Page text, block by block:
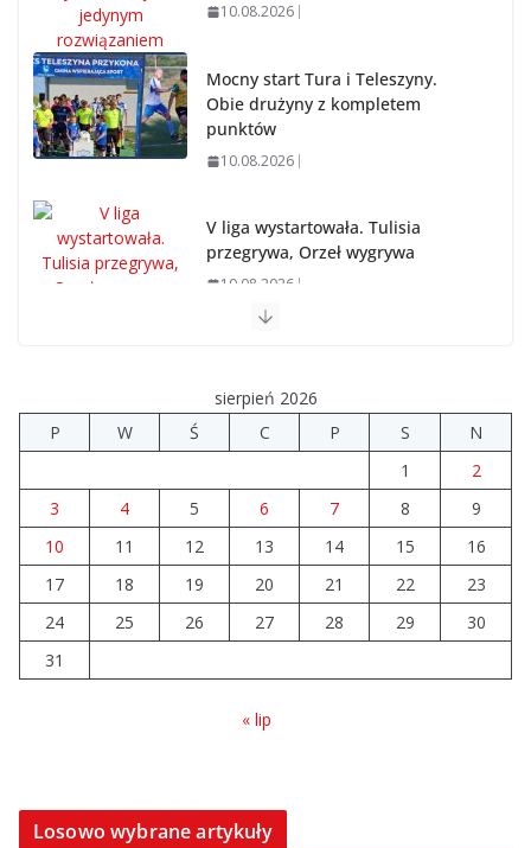
10.08.2026
Mocny start Tura i Teleszyny.
Obie drużyny z kompletem
punktów
10.08.2026
V liga wystartowała. Tulisia
przegrywa, Orzeł wygrywa
10.08.2026
Akademia Sportu rozpoczęła przygotowania do
nowego sezonu
07.08.2026
Nowy samochód zaopatrzeniowy
dla strażaków z Turku
sierpień 2026
P
W Ś C P S
N
1
2
3
4 5 6 7 8
9
10
11 12 13 14 15
16
17
18 19 20 21 22
23
24
25 26 27 28 29
30
31
« lip
Losowo wybrane artykuły